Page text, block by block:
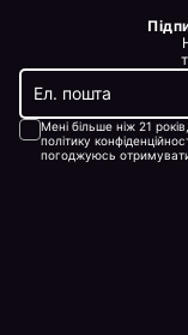
Мені більше ніж 21
політику
погоджуюсь